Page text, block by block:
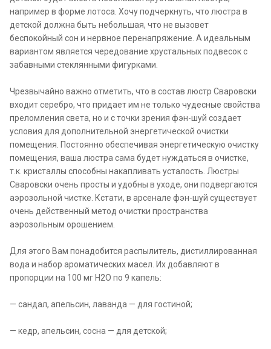
например в форме лотоса. Хочу подчеркнуть, что люстра в
детской должна быть небольшая, что не вызовет
беспокойный сон и нервное перенапряжение. А идеальным
вариантом является чередование хрустальных подвесок с
забавными стеклянными фигурками.
Чрезвычайно важно отметить, что в состав люстр Сваровски
входит серебро, что придает им не только чудесные свойства
преломления света, но и с точки зрения фэн-шуй создает
условия для дополнительной энергетической очистки
помещения. Постоянно обеспечивая энергетическую очистку
помещения, ваша люстра сама будет нуждаться в очистке,
т.к. кристаллы способны накапливать усталость. Люстры
Сваровски очень просты и удобны в уходе, они подвергаются
аэрозольной чистке. Кстати, в арсенале фэн-шуй существует
очень действенный метод очистки пространства
аэрозольным орошением.
Для этого Вам понадобится распылитель, дистиллированная
вода и набор ароматических масел. Их добавляют в
пропорции на 100 мг Н2О по 9 капель:
— сандал, апельсин, лаванда — для гостиной;
— кедр, апельсин, сосна — для детской;